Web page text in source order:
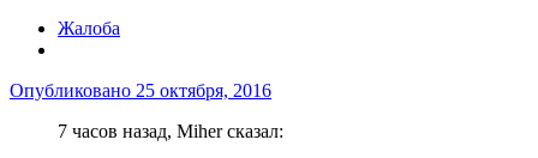
Жалоба
Опубликовано 25 октября, 2016
7 часов назад, Miher сказал: